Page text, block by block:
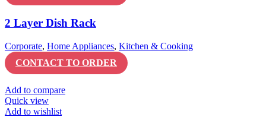
2 Layer Dish Rack
Corporate, Home Appliances, Kitchen & Cooking
CONTACT TO ORDER
Add to compare
Quick view
Add to wishlist